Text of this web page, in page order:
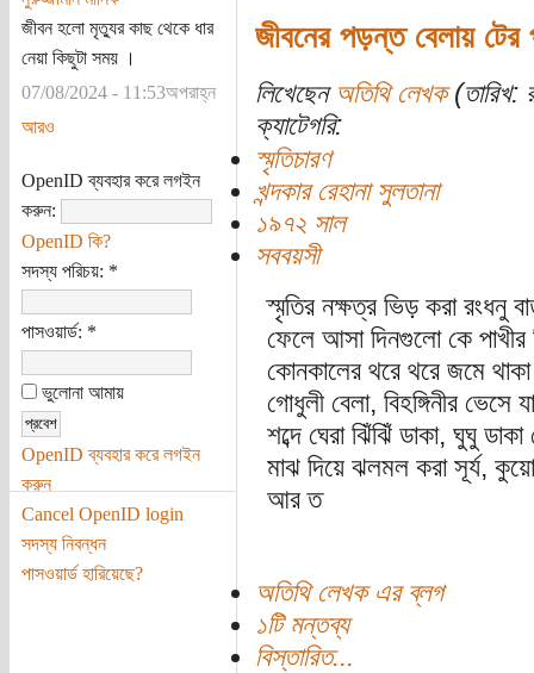
জীবন হলো মৃত্যুর কাছ থেকে ধার
নেয়া কিছুটা সময় ।
07/08/2024 - 11:53অপরাহ্ন
আরও
OpenID ব্যবহার করে লগইন
করুন:
OpenID কি?
সদস্য পরিচয়: *
পাসওয়ার্ড: *
ভুলোনা আমায়
OpenID ব্যবহার করে লগইন
করুন
Cancel OpenID login
সদস্য নিবন্ধন
পাসওয়ার্ড হারিয়েছে?
জীবনের পড়ন্ত বেলায় টের
লিখেছেন অতিথি লেখক(তারিখ:
ক্যাটেগরি:
স্মৃতিচারণ
খন্দকার রেহানা সুলতানা
১৯৭২ সাল
সববয়সী
স্মৃতির নক্ষত্র ভিড় করা রংধনু
ফেলে আসা দিনগুলো কে
কোনকালের থরে থরে জমে
গোধুলী বেলা, বিহঙ্গিনীর ভেসে
শব্দে ঘেরা ঝিঁঝিঁ ডাকা, ঘুঘু
মাঝ দিয়ে ঝলমল করা সূর্য,
আর ত
অতিথি লেখক এর ব্লগ
১টি মন্তব্য
বিস্তারিত...